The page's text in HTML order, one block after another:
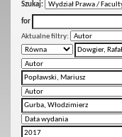
Szukaj:
for
Aktualne filtry: